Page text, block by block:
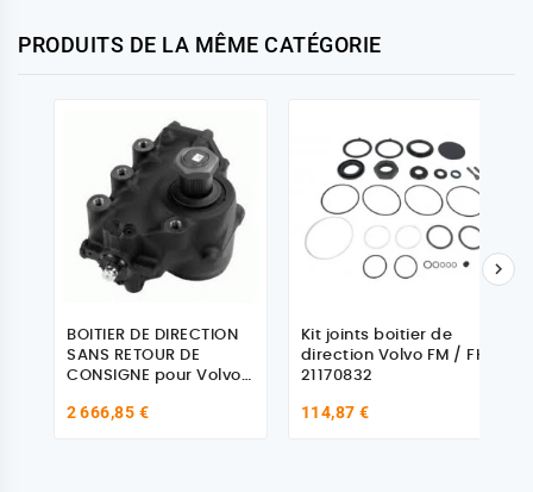
PRODUITS DE LA MÊME CATÉGORIE
BOITIER DE DIRECTION
SANS RETOUR DE
CONSIGNE pour Volvo
2 666,85 €
Kit joints boitier de
direction Volvo FM / FH
21170832
114,87 €
